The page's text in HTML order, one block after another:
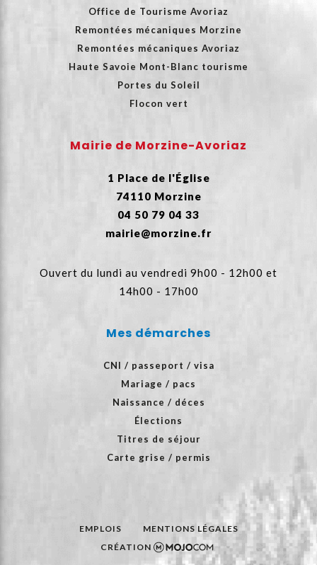
Office de Tourisme Avoriaz
Remontées mécaniques Morzine
Remontées mécaniques Avoriaz
Haute Savoie Mont-Blanc tourisme
Portes du Soleil
Flocon vert
Mairie de Morzine-Avoriaz
1 Place de l'Église
74110 Morzine
04 50 79 04 33
mairie@morzine.fr
Ouvert du lundi au vendredi 9h00 - 12h00 et
14h00 - 17h00
Mes démarches
CNI / passeport / visa
Mariage / pacs
Naissance / déces
Élections
Titres de séjour
Carte grise / permis
EMPLOIS
MENTIONS LÉGALES
CRÉATION